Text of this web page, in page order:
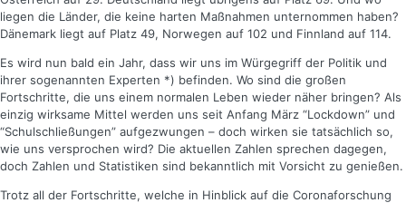
liegen die Länder, die keine harten Maßnahmen unternommen haben?
Dänemark liegt auf Platz 49, Norwegen auf 102 und Finnland auf 114.
Es wird nun bald ein Jahr, dass wir uns im Würgegriff der Politik und
ihrer sogenannten Experten *) befinden. Wo sind die großen
Fortschritte, die uns einem normalen Leben wieder näher bringen? Als
einzig wirksame Mittel werden uns seit Anfang März “Lockdown” und
“Schulschließungen” aufgezwungen – doch wirken sie tatsächlich so,
wie uns versprochen wird? Die aktuellen Zahlen sprechen dagegen,
doch Zahlen und Statistiken sind bekanntlich mit Vorsicht zu genießen.
Trotz all der Fortschritte, welche in Hinblick auf die Coronaforschung